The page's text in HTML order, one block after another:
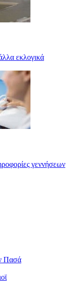
εκλογικά
γεννήσεων
Πασά